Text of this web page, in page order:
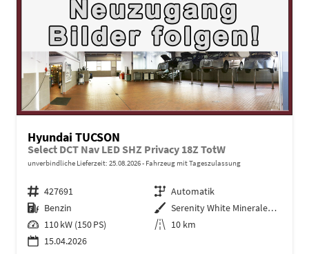
Hyundai TUCSON
Select DCT Nav LED SHZ Privacy 18Z TotW
unverbindliche Lieferzeit: 25.08.2026 Fahrzeug mit Tageszulassung
Fahrzeugnr. 427691 Getriebe Automatik
Kraftstoff Benzin Außenfarbe
Serenity White Mineraleffekt / D
Leistung 110 kW (150 PS) Kilometerstand 10 km
15.04.2026